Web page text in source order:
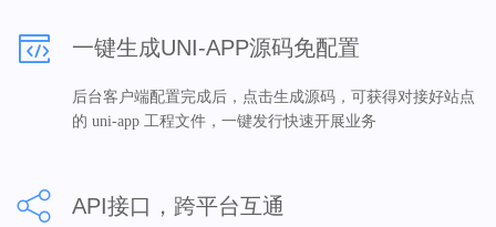
一键生成UNI-APP源码免配置
后台客户端配置完成后，点击生成源码，可获得对接好站点
的 uni-app 工程文件，一键发行快速开展业务
API接口，跨平台互通